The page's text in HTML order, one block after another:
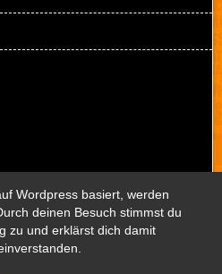
Wordpress basiert, werden
deinen Besuch stimmst du
zu und erklärst dich damit